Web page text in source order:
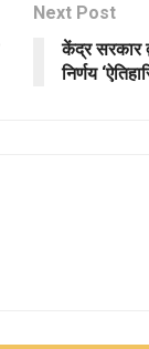
Next Post
केंद्र सरकार
निर्णय